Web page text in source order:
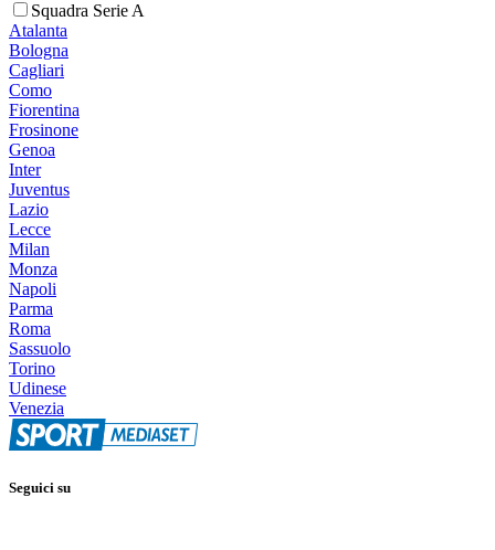
Squadra Serie A
Atalanta
Bologna
Cagliari
Como
Fiorentina
Frosinone
Genoa
Inter
Juventus
Lazio
Lecce
Milan
Monza
Napoli
Parma
Roma
Sassuolo
Torino
Udinese
Venezia
Seguici su